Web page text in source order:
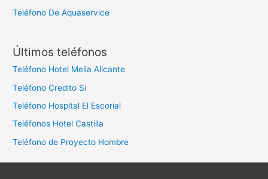
Teléfono De Aquaservice
Últimos teléfonos
Teléfono Hotel Melia Alicante
Teléfono Credito Si
Teléfono Hospital El Escorial
Teléfonos Hotel Castilla
Teléfono de Proyecto Hombre